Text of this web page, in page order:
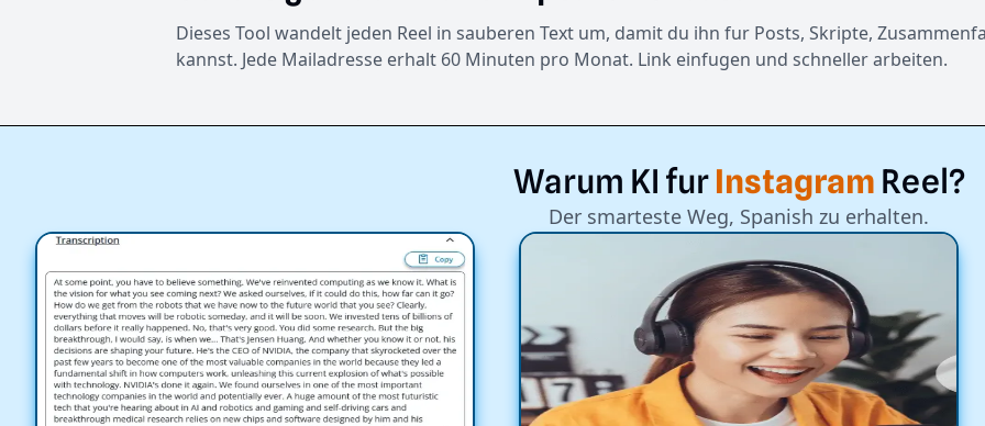
Dieses Tool wandelt jeden Reel in sauberen Text um, damit du ihn fur Posts, Skripte,
kannst. Jede Mailadresse erhalt 60 Minuten pro Monat. Link einfugen und schneller arbeiten.
Warum KI fur Instagram Reel?
Der smarteste Weg, Spanish zu erhalten.